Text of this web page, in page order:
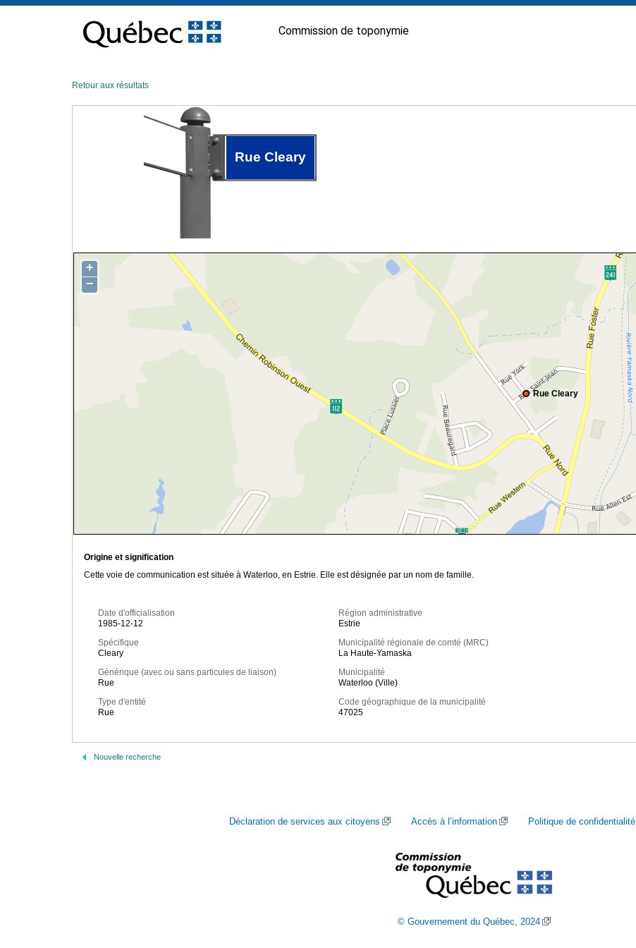
contenu
Commission de toponymie
Retour aux résultats
Rue Cleary
Rue Cleary
+
−
Origine et signification
Cette voie de communication est située à Waterloo, en Estrie. Elle est désignée par un nom de famille.
Date d'officialisation
1985-12-12
Spécifique
Cleary
Générique (avec ou sans particules de liaison)
Rue
Type d'entité
Rue
Région administrative
Estrie
Municipalité régionale de comté (MRC)
La Haute-Yamaska
Municipalité
Waterloo (Ville)
Code géographique de la municipalité
47025
Nouvelle recherche
Déclaration de services aux citoyens Accès à l’information Politique de confidentialité
© Gouvernement du Québec, 2024